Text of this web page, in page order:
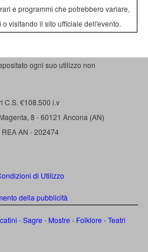
e programmi che potrebbero variare,
visitando il sito ufficiale dell'evento.
ogni suo utilizzo non
C.S. €108.500 i.v
8 - 60121 Ancona (AN)
AN - 202474
di Utilizzo
della pubblicità
-Sagre - Mostre - Folklore -Teatri